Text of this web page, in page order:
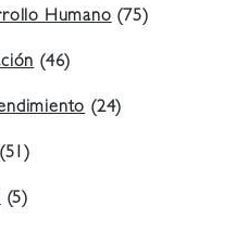
Humano(75)
(46)
(24)
(51)
(5)